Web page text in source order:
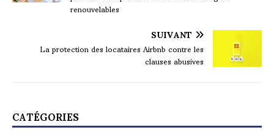
renouvelables
SUIVANT
La protection des locataires Airbnb contre les
clauses abusives
CATÉGORIES